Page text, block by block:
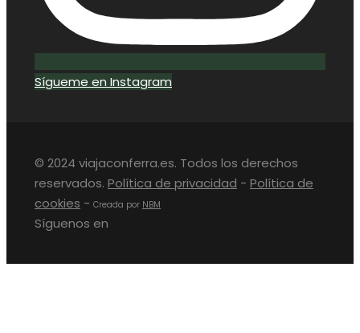
Sígueme en Instagram
© 2024 viajaconferra.es. Todos los derechos
reservados. Política de privacidad - Política de
cookies - Creada por NBM
Síguenos en